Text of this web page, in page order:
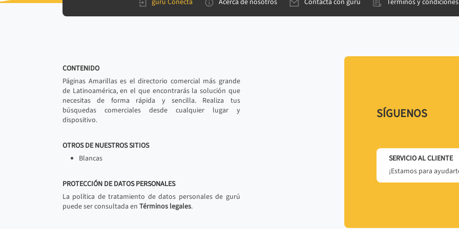
gurú Conecta Acerca de nosotros Contacta con gurú Términos y condiciones
CONTENIDO
Páginas Amarillas es el directorio comercial más grande
de Latinoamérica, en el que encontrarás la solución que
necesitas de forma rápida y sencilla. Realiza tus
búsquedas comerciales desde cualquier lugar y
dispositivo.
OTROS DE NUESTROS SITIOS
Blancas
PROTECCIÓN DE DATOS PERSONALES
La política de tratamiento de datos personales de gurú
puede ser consultada en Términos legales.
SÍGUENOS
SERVICIO AL CLIENTE
¡Estamos para